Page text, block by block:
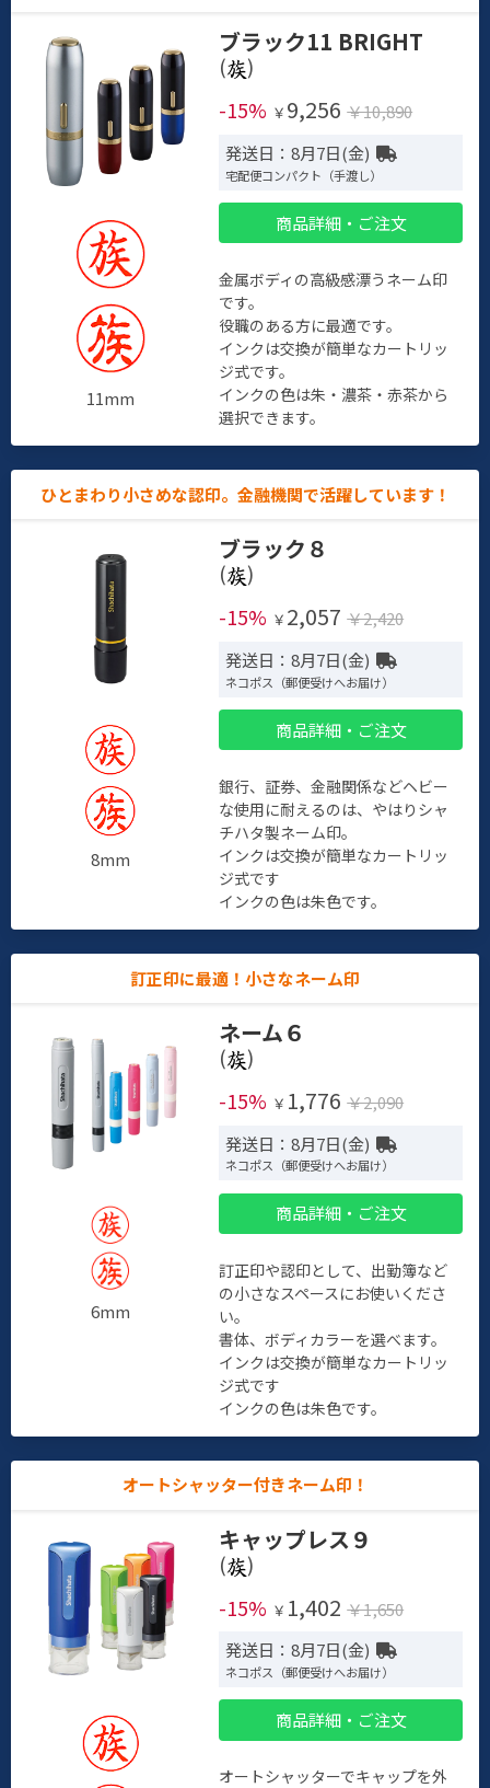
11mm
ブラック11 BRIGHT
(
)
-15% ￥ 9,256 ￥10,890
発送日：8月7日(金)
宅配便コンパクト（手渡し）
商品詳細・ご注文
金属ボディの高級感漂うネーム印
です。
役職のある方に最適です。
インクは交換が簡単なカートリッ
ジ式です。
インクの色は朱・濃茶・赤茶から
選択できます。
ひとまわり小さめな認印。金融機関で活躍しています！
8mm
ブラック８
(
)
-15% ￥ 2,057 ￥2,420
発送日：8月7日(金)
ネコポス（郵便受けへお届け）
商品詳細・ご注文
銀行、証券、金融関係などヘビー
な使用に耐えるのは、やはりシャ
チハタ製ネーム印。
インクは交換が簡単なカートリッ
ジ式です
インクの色は朱色です。
訂正印に最適！小さなネーム印
6mm
ネーム６
(
)
-15% ￥ 1,776 ￥2,090
発送日：8月7日(金)
ネコポス（郵便受けへお届け）
商品詳細・ご注文
訂正印や認印として、出勤簿など
の小さなスペースにお使いくださ
い。
書体、ボディカラーを選べます。
インクは交換が簡単なカートリッ
ジ式です
インクの色は朱色です。
オートシャッター付きネーム印！
キャップレス９
(
)
-15% ￥ 1,402 ￥1,650
発送日：8月7日(金)
ネコポス（郵便受けへお届け）
商品詳細・ご注文
オートシャッターでキャップを外